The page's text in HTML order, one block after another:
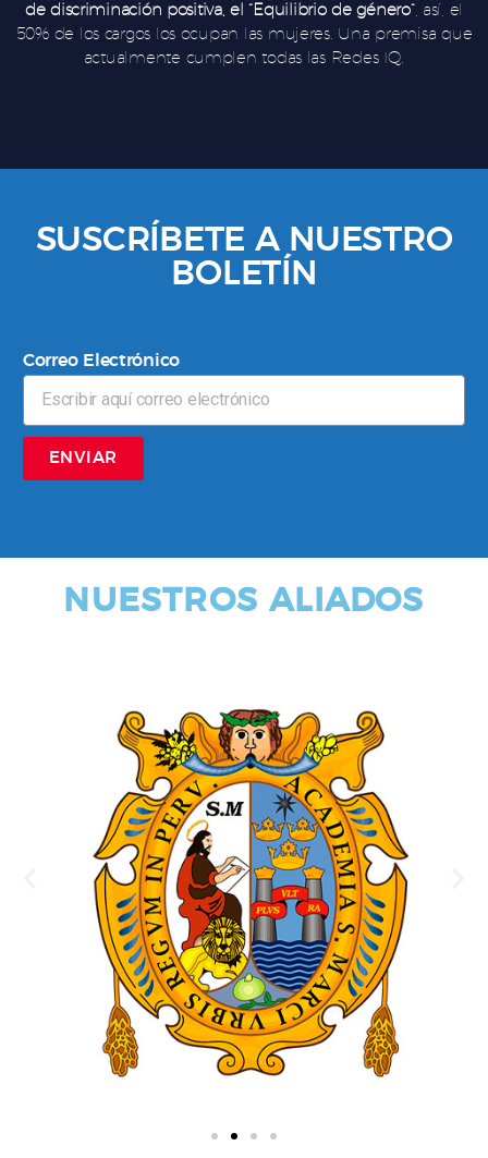
de discriminación positiva, el “Equilibrio de género”, así, el
50% de los cargos los ocupan las mujeres. Una premisa que
actualmente cumplen todas las Redes IQ.
SUSCRÍBETE A NUESTRO
BOLETÍN
Correo Electrónico
ENVIAR
NUESTROS ALIADOS